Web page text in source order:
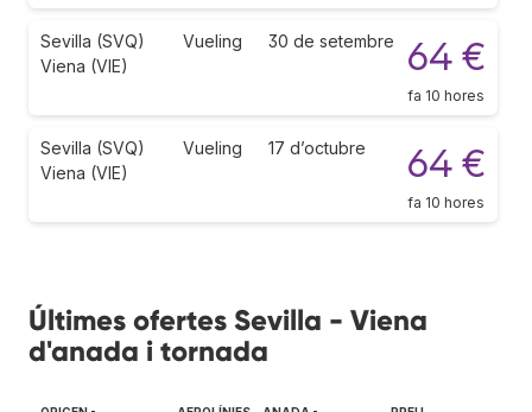
Sevilla (SVQ)
Viena (VIE)
Vueling 30 de setembre 64 €
fa 10 hores
Sevilla (SVQ)
Viena (VIE)
Vueling 17 d’octubre 64 €
fa 10 hores
Últimes ofertes Sevilla - Viena
d'anada i tornada